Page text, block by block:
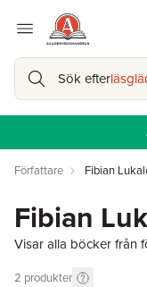
Sök efter
Författare Fibian
Fibian
Visar alla böcker från
2 produkter